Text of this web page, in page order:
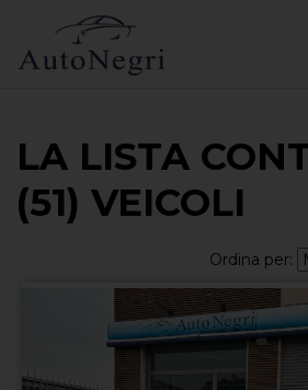
LA LISTA
(51) VEICOLI
Ordina per: